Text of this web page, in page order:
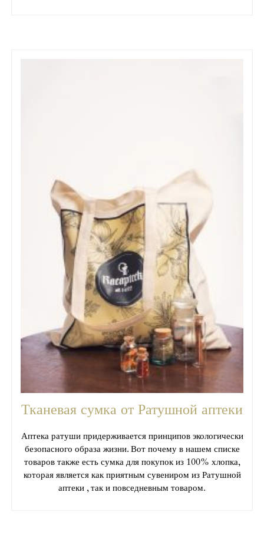
Тканевая сумка от Ратушной аптеки
Аптека ратуши придерживается принципов экологически
безопасного образа жизни. Вот почему в нашем списке
товаров также есть сумка для покупок из 100% хлопка,
которая является как приятным сувениром из Ратушной
аптеки , так и повседневным товаром.